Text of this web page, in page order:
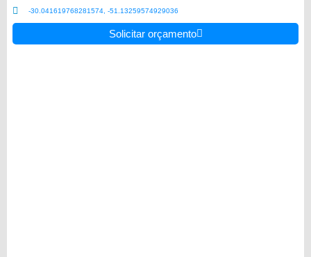
-30.041619768281574, -51.13259574929036
Solicitar orçamento